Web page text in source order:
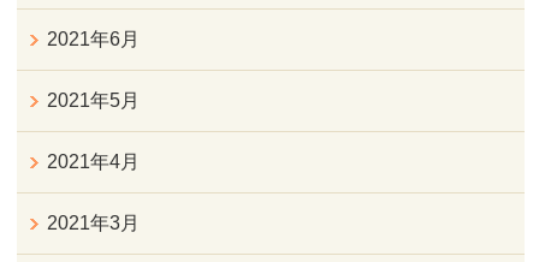
2021年6月
2021年5月
2021年4月
2021年3月